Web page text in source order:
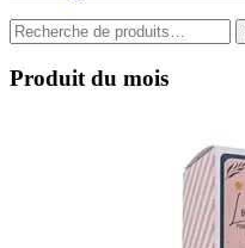
Recherche
pour :
Produit du mois